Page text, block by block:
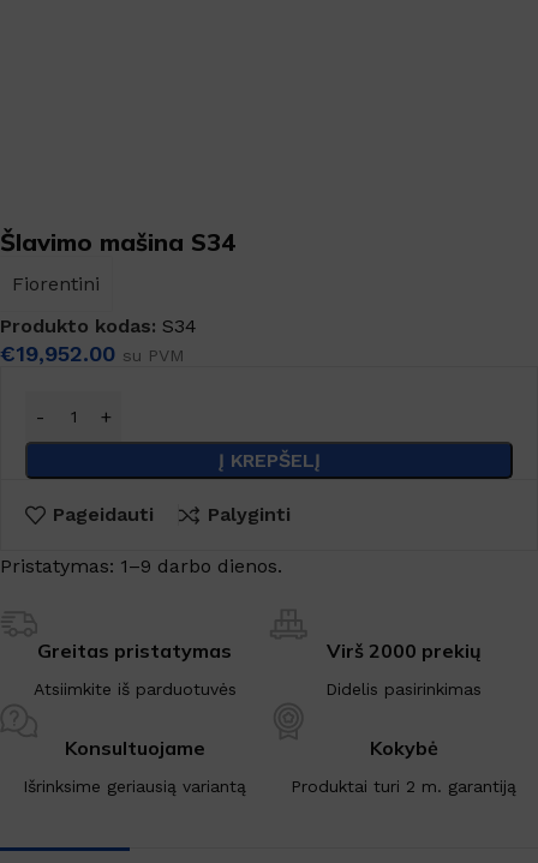
Šlavimo mašina S34
Fiorentini
Produkto kodas: S34
€19,952.00 su PVM
Į KREPŠELĮ
Pageidauti Palyginti
Pristatymas: 1–9 darbo dienos.
Greitas pristatymas
Atsiimkite iš parduotuvės
Virš 2000 prekių
Didelis pasirinkimas
Konsultuojame
Išrinksime geriausią variantą
Kokybė
Produktai turi 2 m. garantiją